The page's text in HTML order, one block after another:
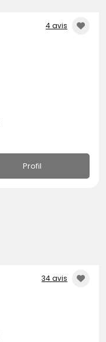
4 avis
Profil
34 avis